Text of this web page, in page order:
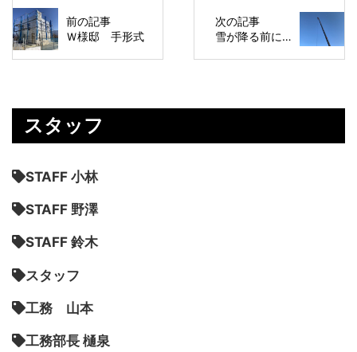
前の記事
Ｗ様邸 手形式
次の記事
雪が降る前に…
スタッフ
STAFF 小林
STAFF 野澤
STAFF 鈴木
スタッフ
工務 山本
工務部長 樋泉